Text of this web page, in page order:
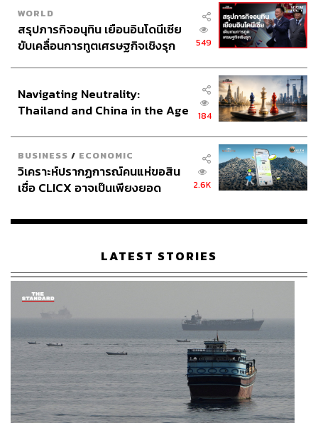
WORLD
สรุปภารกิจอนุทิน เยือนอินโดนีเซีย
ขับเคลื่อนการทูตเศรษฐกิจเชิงรุก
549
Navigating Neutrality:
Thailand and China in the Age
184
BUSINESS / ECONOMIC
วิเคราะห์ปรากฏการณ์คนแห่ขอสิน
เชื่อ CLICX อาจเป็นเพียงยอด
เรือนไทยที่ถูกซุกไว้
2.6K
LATEST STORIES